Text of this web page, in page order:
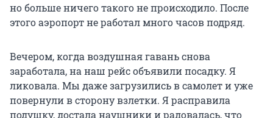
но больше ничего такого не происходило. После
этого аэропорт не работал много часов подряд.
Вечером, когда воздушная гавань снова
заработала, на наш рейс объявили посадку. Я
ликовала. Мы даже загрузились в самолет и уже
повернули в сторону взлетки. Я расправила
подушку, достала наушники и радовалась, что